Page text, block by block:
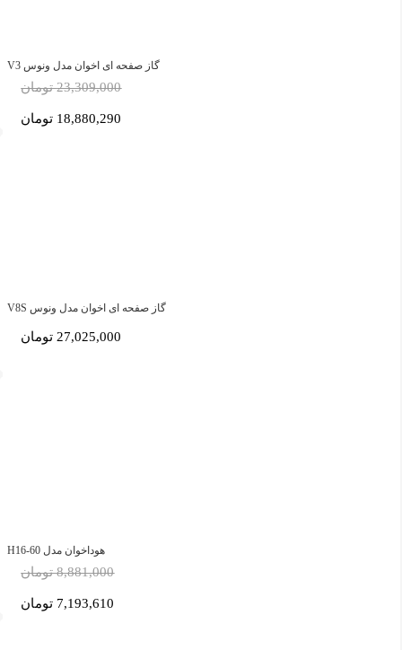
گاز صفحه ای اخوان مدل ونوس V3
23,309,000 تومان
18,880,290 تومان
گاز صفحه ای اخوان مدل ونوس V8S
27,025,000 تومان
هوداخوان مدل H16-60
8,881,000 تومان
7,193,610 تومان